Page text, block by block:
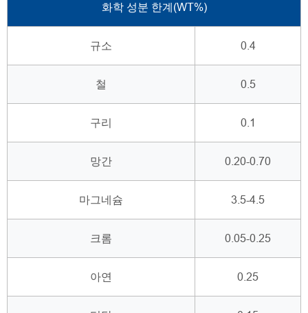
화학 성분 한계(WT%)
규소 0.4
철 0.5
구리 0.1
망간 0.20-0.70
마그네슘 3.5-4.5
크롬 0.05-0.25
아연 0.25